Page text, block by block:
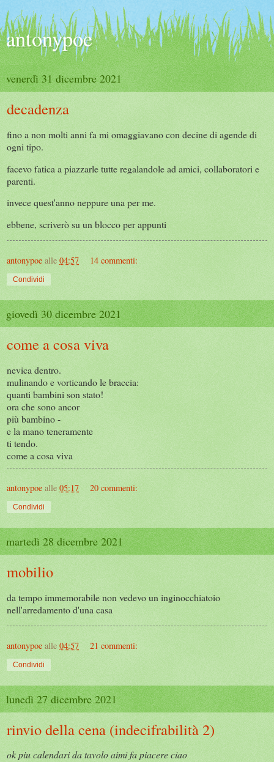
antonypoe
venerdì 31 dicembre 2021
decadenza
fino a non molti anni fa mi omaggiavano con decine di agende di
ogni tipo.
facevo fatica a piazzarle tutte regalandole ad amici, collaboratori e
parenti.
invece quest'anno neppure una per me.
ebbene, scriverò su un blocco per appunti
antonypoe alle 04:57 14 commenti:
Condividi
giovedì 30 dicembre 2021
come a cosa viva
nevica dentro.
mulinando e vorticando le braccia:
quanti bambini son stato!
ora che sono ancor
più bambino -
e la mano teneramente
ti tendo.
come a cosa viva
antonypoe alle 05:17 20 commenti:
Condividi
martedì 28 dicembre 2021
mobilio
da tempo immemorabile non vedevo un inginocchiatoio
nell'arredamento d'una casa
antonypoe alle 04:57 21 commenti:
Condividi
lunedì 27 dicembre 2021
rinvio della cena (indecifrabilità 2)
ok piu calendari da tavolo aimi fa piacere ciao